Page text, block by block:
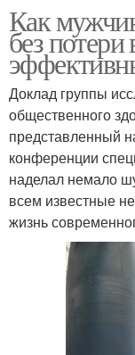
Как
без
Доклад группы
общественного
представленный
конференции
наделал немало
всем известные
жизнь